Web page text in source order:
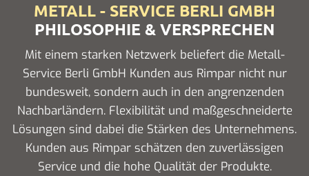
METALL - SERVICE BERLI GMBH
PHILOSOPHIE & VERSPRECHEN
Mit einem starken Netzwerk beliefert die Metall-
Service Berli GmbH Kunden aus Rimpar nicht nur
bundesweit, sondern auch in den angrenzenden
Nachbarländern. Flexibilität und maßgeschneiderte
Lösungen sind dabei die Stärken des Unternehmens.
Kunden aus Rimpar schätzen den zuverlässigen
Service und die hohe Qualität der Produkte.